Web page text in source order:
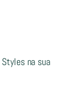
na sua